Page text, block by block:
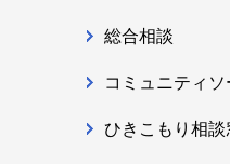
総合相談
コミュニティ
ひきこもり相談